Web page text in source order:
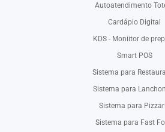
Autoatendimento
Cardápio Digital
KDS - Moniitor de
Smart POS
Sistema para
Sistema para
Sistema para
Sistema para Fast